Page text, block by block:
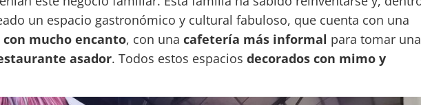
un espacio gastronómico y cultural fabuloso, que cuenta con una
mucho encanto, con una cafetería más informal para tomar
asador. Todos estos espacios decorados con mimo y